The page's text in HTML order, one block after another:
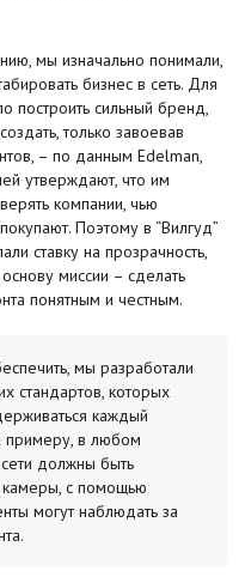
мы изначально понимали,
бизнес в сеть. Для
построить сильный бренд,
только завоевав
– по данным Edelman,
утверждают, что им
компании, чью
Поэтому в “Вилгуд”
ставку на прозрачность,
миссии – сделать
понятным и честным.
мы разработали
стандартов, которых
каждый
примеру, в любом
должны быть
камеры, с помощью
могут наблюдать за